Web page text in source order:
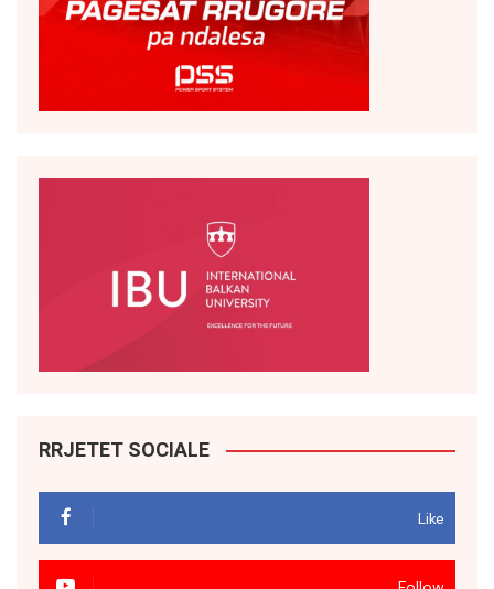
RRJETET SOCIALE
Like